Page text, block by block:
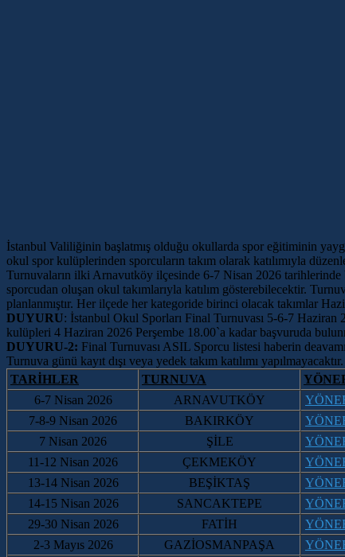
İstanbul Valiliğinin başlatmış olduğu okullarda spor eğitiminin
okul spor kulüplerinden sporcuların takım olarak katılımıyla
Turnuvaların ilki Arnavutköy ilçesinde 6-7 Nisan 2026 tarihlerinde
sporcudan oluşan okul takımlarıyla katılım gösterebilecektir.
planlanmıştır. Her ilçede her kategoride birinci olacak takımlar
DUYURU: İstanbul Okul Sporları Final Turnuvası 5-6-7
kulüpleri 4 Haziran 2026 Perşembe 18.00`a kadar başvuruda
DUYURU-2: Final Turnuvası ASIL Sporcu listesi haberin
Turnuva günü kayıt dışı veya yedek takım katılımı yapılmayacaktır.
TARİHLER
TURNUVA
6-7 Nisan 2026 ARNAVUTKÖY
7-8-9 Nisan 2026 BAKIRKÖY
7 Nisan 2026 ŞİLE
11-12 Nisan 2026
ÇEKMEKÖY
13-14 Nisan 2026
BEŞİKTAŞ Y
14-15 Nisan 2026
SANCAKTEPE
29-30 Nisan 2026
FATİH
2-3 Mayıs 2026
GAZİOSMANPAŞA